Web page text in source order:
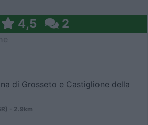
4,5 2
di Grosseto e Castiglione della
- 2.9km